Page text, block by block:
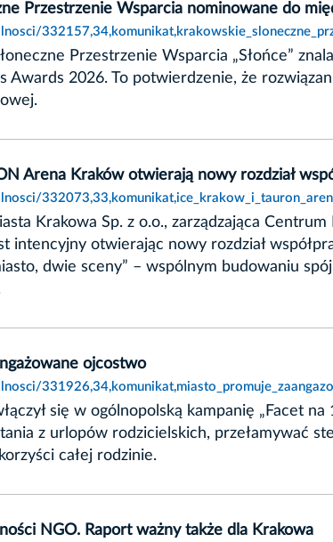
Przestrzenie Wsparcia nominowane do
Przestrzenie Wsparcia „Słońce”
Awards 2026. To potwierdzenie, że
Arena Kraków otwierają nowy rozdział
Krakowa Sp. z o.o., zarządzająca
intencyjny otwierając nowy rozdział
dwie sceny” – wspólnym budowaniu
ojcostwo
się w ogólnopolską kampanię „Facet
z urlopów rodzicielskich, przełamywać
całej rodzinie.
NGO. Raport ważny także dla Krakowa